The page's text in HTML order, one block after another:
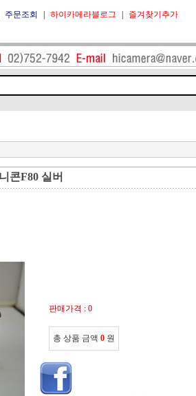
주문조회 하이카메라블로그 즐겨찾기추가
니콘F80 실버
판매가격 : 0
총 상품 금액 0 원